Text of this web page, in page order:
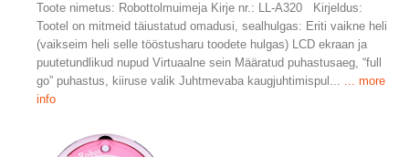
Toote nimetus: Robottolmuimeja Kirje nr.: LL-A320 Kirjeldus:
Tootel on mitmeid täiustatud omadusi, sealhulgas: Eriti vaikne heli
(vaikseim heli selle tööstusharu toodete hulgas) LCD ekraan ja
puutetundlikud nupud Virtuaalne sein Määratud puhastusaeg, “full
go” puhastus, kiiruse valik Juhtmevaba kaugjuhtimispul... ... more
info